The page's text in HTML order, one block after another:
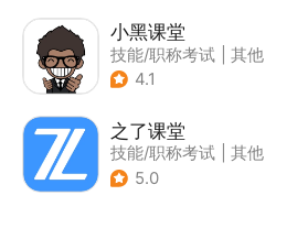
小黑课堂
技能/职称考试
其他
4.1
之了课堂
技能/职称考试
其他
5.0